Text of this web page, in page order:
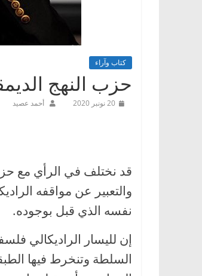
كتاب وآراء
حزب النهج
20 نونبر 2020 أحمد عصيد
قد نختلف في الرأي مع
والتعبير عن مواقفه
نفسه الذي قبل بوجوده.
إن لليسار الراديكالي
السلطة وتنخرط فيها